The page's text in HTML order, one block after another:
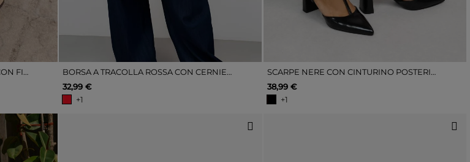
ZOCCOLI PIATTI COLOR TORTORA CON FIBBIA
BORSA A TRACOLLA ROSSA CON CERNIERA
32,99 €
+1
SCARPE NERE CON CINTURINO POSTERIORE E TACCO
38,99 €
+1